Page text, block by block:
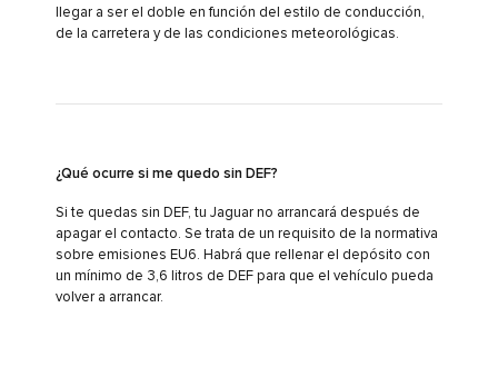
llegar a ser el doble en función del estilo de conducción,
de la carretera y de las condiciones meteorológicas.
¿Qué ocurre si me quedo sin DEF?
Si te quedas sin DEF, tu Jaguar no arrancará después de
apagar el contacto. Se trata de un requisito de la normativa
sobre emisiones EU6. Habrá que rellenar el depósito con
un mínimo de 3,6 litros de DEF para que el vehículo pueda
volver a arrancar.